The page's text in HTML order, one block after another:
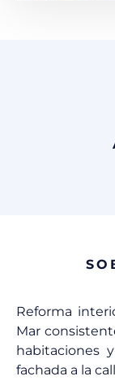
Reforma
Mar
habitaciones
fachada a la